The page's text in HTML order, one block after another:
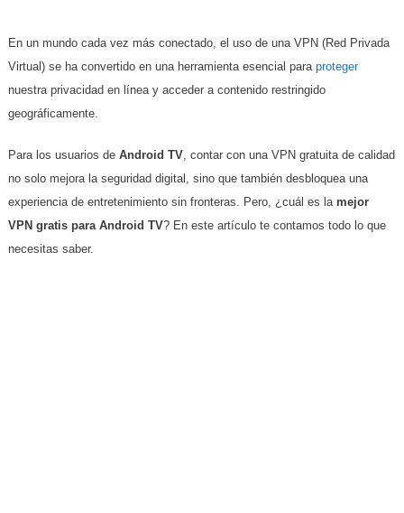
En un mundo cada vez más conectado, el uso de una VPN (Red Privada
Virtual) se ha convertido en una herramienta esencial para proteger
nuestra privacidad en línea y acceder a contenido restringido
geográficamente.
Para los usuarios de Android TV, contar con una VPN gratuita de calidad
no solo mejora la seguridad digital, sino que también desbloquea una
experiencia de entretenimiento sin fronteras. Pero, ¿cuál es la mejor
VPN gratis para Android TV? En este artículo te contamos todo lo que
necesitas saber.